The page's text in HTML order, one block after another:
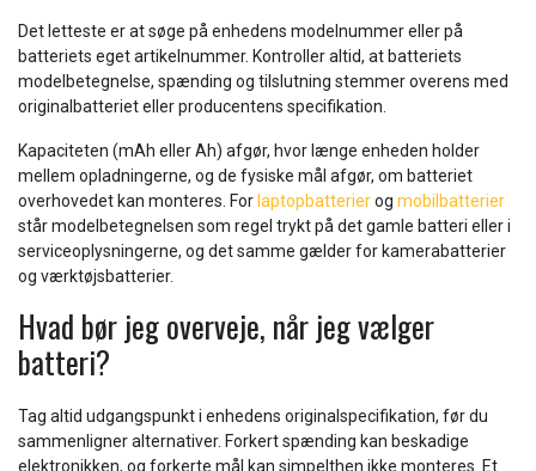
Det letteste er at søge på enhedens modelnummer eller på
batteriets eget artikelnummer. Kontroller altid, at batteriets
modelbetegnelse, spænding og tilslutning stemmer overens med
originalbatteriet eller producentens specifikation.
Kapaciteten (mAh eller Ah) afgør, hvor længe enheden holder
mellem opladningerne, og de fysiske mål afgør, om batteriet
overhovedet kan monteres. For laptopbatterierog mobilbatterier
står modelbetegnelsen som regel trykt på det gamle batteri eller i
serviceoplysningerne, og det samme gælder for kamerabatterier
og værktøjsbatterier.
Hvad bør jeg overveje, når jeg vælger
batteri?
Tag altid udgangspunkt i enhedens originalspecifikation, før du
sammenligner alternativer. Forkert spænding kan beskadige
elektronikken, og forkerte mål kan simpelthen ikke monteres. Et